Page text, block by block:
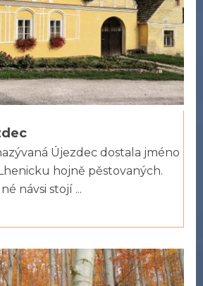
Újezdec dostala jméno
hojně pěstovaných.
návsi stojí ...